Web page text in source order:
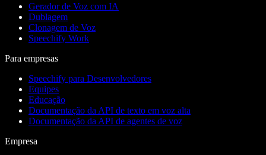
Gerador de Voz com IA
Dublagem
Clonagem de Voz
Speechify Work
Para empresas
Speechify para Desenvolvedores
Equipes
Educação
Documentação da API de texto em voz alta
Documentação da API de agentes de voz
Empresa